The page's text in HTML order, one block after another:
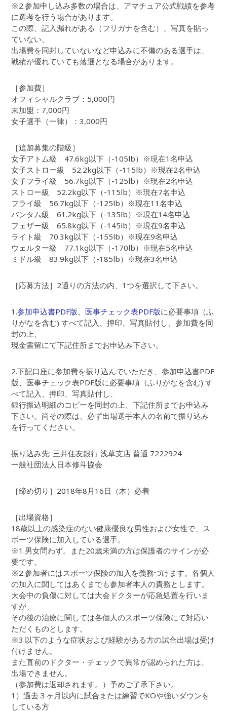
※2.参加申し込み多数の場合は、アマチュア公式戦績を参考
に選考を行う場合があります。
この際、記入漏れがある（フリガナを含む）、写真を貼っ
ていない、
出場費を同封していないなど申込みに不備のある選手は、
戦績が優れていても落選となる場合があります。
［参加費］
オフィシャルクラブ：5,000円
未加盟：7,000円
女子選手（一律）：3,000円
［追加募集の階級］
女子アトム級 47.6kg以下（-105lb）※現在1名申込
女子ストロー級 52.2kg以下（-115lb）※現在2名申込
女子フライ級 56.7kg以下（-125lb）※現在2名申込
ストロー級 52.2kg以下（-115lb）※現在7名申込
フライ級 56.7kg以下（-125lb）※現在11名申込
バンタム級 61.2kg以下（-135lb）※現在14名申込
フェザー級 65.8kg以下（-145lb）※現在9名申込
ライト級 70.3kg以下（-155lb）※現在9名申込
ウェルター級 77.1kg以下（-170lb）※現在5名申込
ミドル級 83.9kg以下（-185lb）※現在3名申込
［応募方法］2通りの方法の内、1つを選択して下さい。
1.参加申込書PDF版、 医事チェック表PDF版に必要事項（ふ
りがなを含む) すべて記入、押印、写真貼付し、参加費を同
封の上、
現金書留にて下記住所までお申込み下さい。
2.下記口座に参加費を振り込んでいただき、参加申込書PDF
版、医事チェック表PDF版に必要事項（ふりがなを含む) す
べて記入、押印、写真貼付し、
銀行振込明細のコピーを同封の上、下記住所までお申込み
下さい。尚その際は、必ず出場選手本人の名前で振り込み
を行ってください。
振り込み先: 三井住友銀行 浅草支店 普通 7222924
一般社団法人日本修斗協会
［締め切り］2018年8月16日（木）必着
［出場資格］
18歳以上の感染症のない健康優良な男性および女性で、ス
ポーツ保険に加入している選手。
※1.男女問わず。また20歳未満の方は保護者のサインが必
要です。
※2.参加者にはスポーツ保険の加入を義務づけます。各個人
の加入に関してはあくまでも参加者本人の責務とします。
大会中の負傷に対しては大会ドクターが応急処置を行いま
すが、
その後の治療に関しては各個人のスポーツ保険にて対応い
ただくものとします。
※3.以下のような症状および経験がある方の試合出場は受け
付けません。
また直前のドクター・チェックで異常が認められた方は、
出場できません。
（参加費は返却されます。）予めご了承下さい。
1）過去３ヶ月以内に試合または練習でKOや強いダウンを
している方